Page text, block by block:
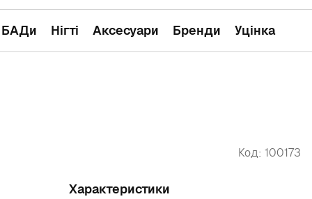
БАДи Нігті Аксесуари Бренди Уцінка
Код: 100173
Характеристики